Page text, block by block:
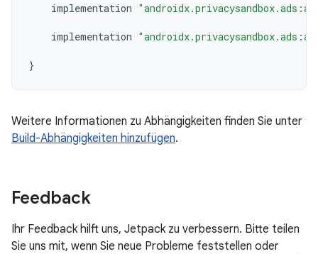
implementation
implementation
}
Weitere Informationen zu Abhängigkeiten finden Sie unter
Build-Abhängigkeiten hinzufügen.
Feedback
Ihr Feedback hilft uns, Jetpack zu verbessern. Bitte teilen
Sie uns mit, wenn Sie neue Probleme feststellen oder